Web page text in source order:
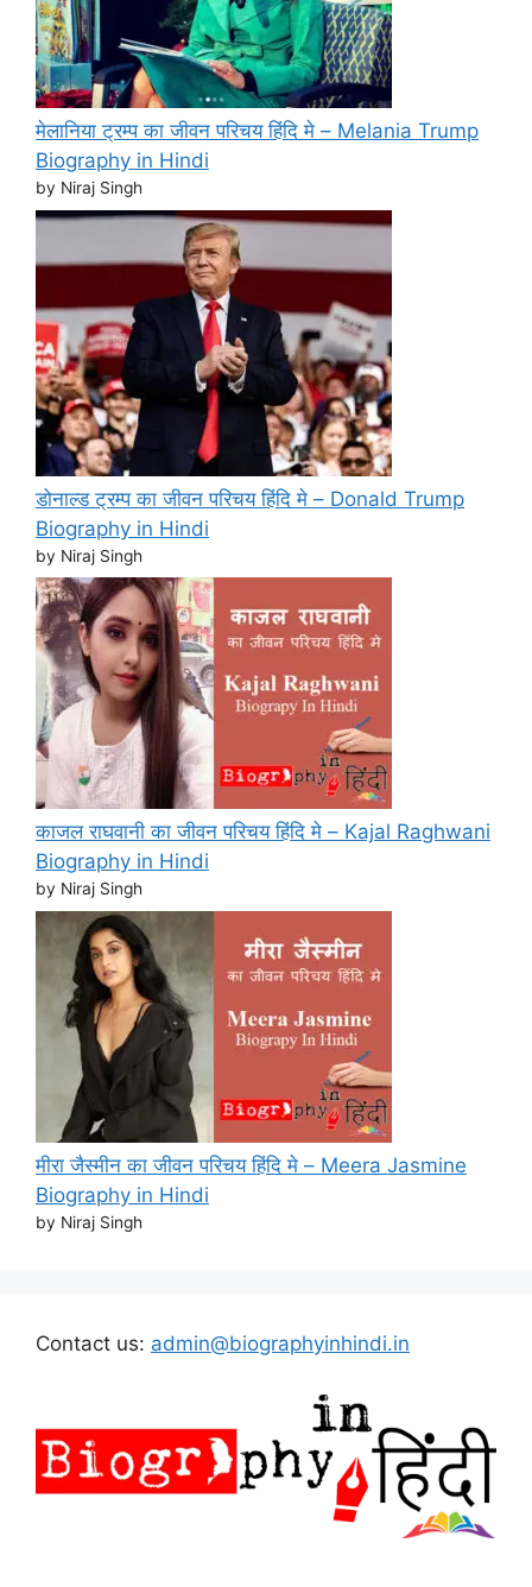
मेलानिया ट्रम्प का जीवन परिचय हिंदि मे – Melania Trump
Biography in Hindi
by Niraj Singh
डोनाल्ड ट्रम्प का जीवन परिचय हिंदि मे – Donald Trump
Biography in Hindi
by Niraj Singh
काजल राघवानी का जीवन परिचय हिंदि मे – Kajal Raghwani
Biography in Hindi
by Niraj Singh
मीरा जैस्मीन का जीवन परिचय हिंदि मे – Meera Jasmine
Biography in Hindi
by Niraj Singh
Contact us: admin@biographyinhindi.in